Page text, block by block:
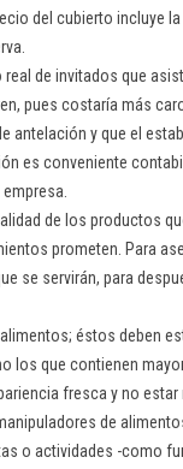
del cubierto incluye
de invitados que
pues costaría más
antelación y que el
es conveniente
de los productos
prometen. Para
se servirán, para
éstos deben
que contienen
fresca y no
de
o actividades -como